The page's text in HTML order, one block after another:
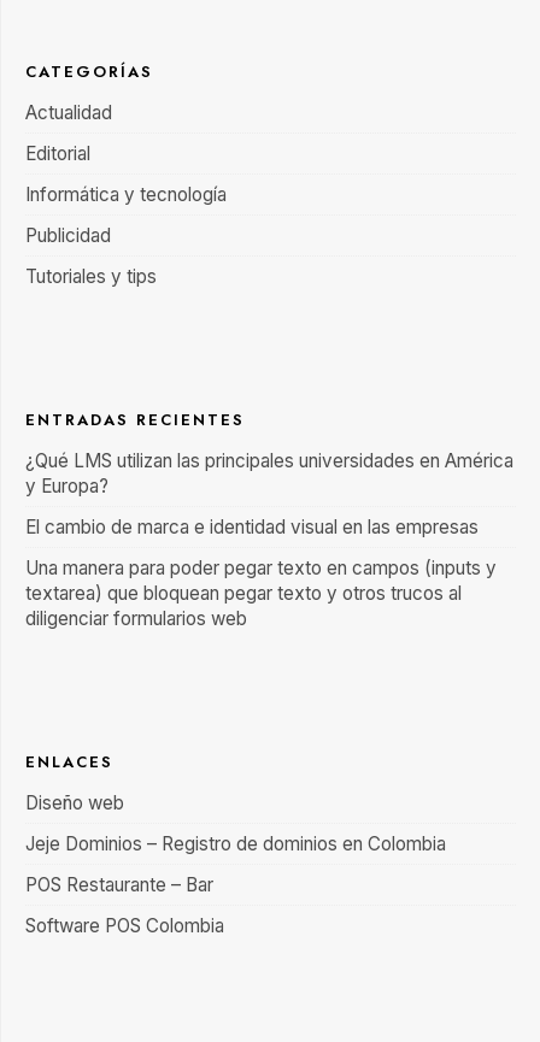
CATEGORÍAS
Actualidad
Editorial
Informática y tecnología
Publicidad
Tutoriales y tips
ENTRADAS RECIENTES
¿Qué LMS utilizan las principales universidades en América
y Europa?
El cambio de marca e identidad visual en las empresas
Una manera para poder pegar texto en campos (inputs y
textarea) que bloquean pegar texto y otros trucos al
diligenciar formularios web
ENLACES
Diseño web
Jeje Dominios – Registro de dominios en Colombia
POS Restaurante – Bar
Software POS Colombia